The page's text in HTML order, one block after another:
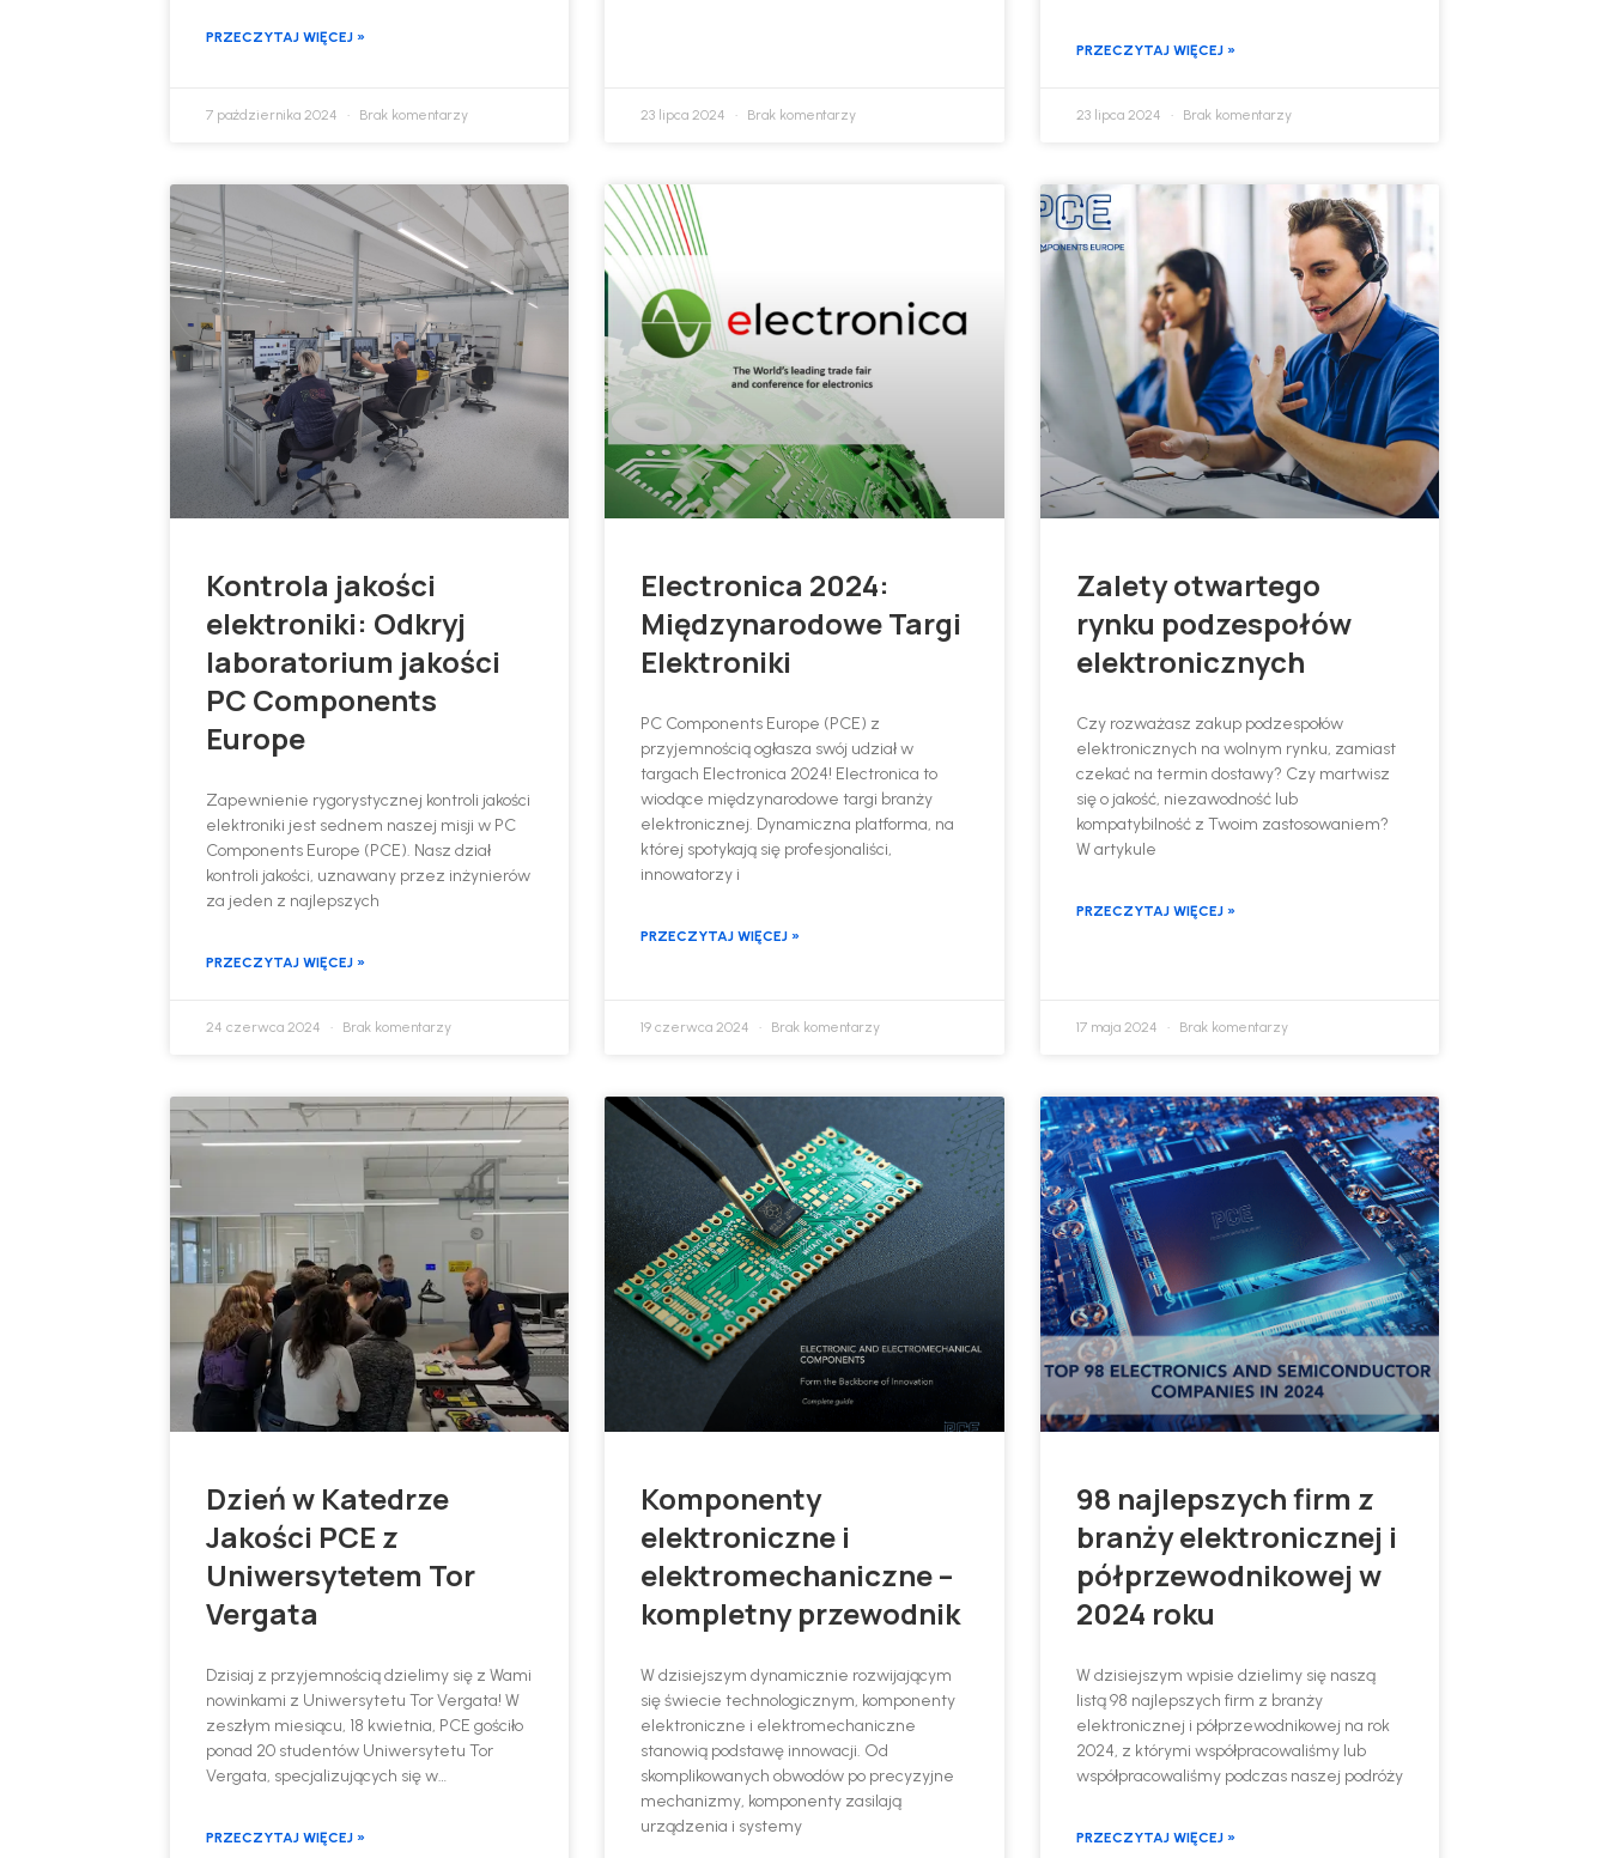
PRZECZYTAJ WIĘCEJ »
7 października 2024 Brak komentarzy 23 lipca 2024 Brak komentarzy
PRZECZYTAJ WIĘCEJ »
23 lipca 2024 Brak komentarzy
Kontrola jakości
elektroniki: Odkryj
laboratorium jakości
PC Components
Europe
Zapewnienie rygorystycznej kontroli jakości
elektroniki jest sednem naszej misji w PC
Components Europe (PCE). Nasz dział
kontroli jakości, uznawany przez inżynierów
za jeden z najlepszych
PRZECZYTAJ WIĘCEJ »
24 czerwca 2024 Brak komentarzy
Electronica 2024:
Międzynarodowe Targi
Elektroniki
PC Components Europe (PCE) z
przyjemnością ogłasza swój udział w
targach Electronica 2024! Electronica to
wiodące międzynarodowe targi branży
elektronicznej. Dynamiczna platforma, na
której spotykają się profesjonaliści,
innowatorzy i
PRZECZYTAJ WIĘCEJ »
19 czerwca 2024 Brak komentarzy
Zalety otwartego
rynku podzespołów
elektronicznych
Czy rozważasz zakup podzespołów
elektronicznych na wolnym rynku, zamiast
czekać na termin dostawy? Czy martwisz
się o jakość, niezawodność lub
kompatybilność z Twoim zastosowaniem?
W artykule
PRZECZYTAJ WIĘCEJ »
17 maja 2024 Brak komentarzy
Dzień w Katedrze
Jakości PCE z
Uniwersytetem Tor
Vergata
Dzisiaj z przyjemnością dzielimy się z Wami
nowinkami z Uniwersytetu Tor Vergata! W
zeszłym miesiącu, 18 kwietnia, PCE gościło
ponad 20 studentów Uniwersytetu Tor
Vergata, specjalizujących się w…
PRZECZYTAJ WIĘCEJ »
Komponenty
elektroniczne i
elektromechaniczne –
kompletny przewodnik
W dzisiejszym dynamicznie rozwijającym
się świecie technologicznym, komponenty
elektroniczne i elektromechaniczne
stanowią podstawę innowacji. Od
skomplikowanych obwodów po precyzyjne
mechanizmy, komponenty zasilają
urządzenia i systemy
98 najlepszych firm z
branży elektronicznej i
półprzewodnikowej w
2024 roku
W dzisiejszym wpisie dzielimy się naszą
listą 98 najlepszych firm z branży
elektronicznej i półprzewodnikowej na rok
2024, z którymi współpracowaliśmy lub
współpracowaliśmy podczas naszej podróży
PRZECZYTAJ WIĘCEJ »